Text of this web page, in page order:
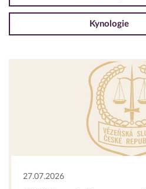
Kynologie
27.07.2026